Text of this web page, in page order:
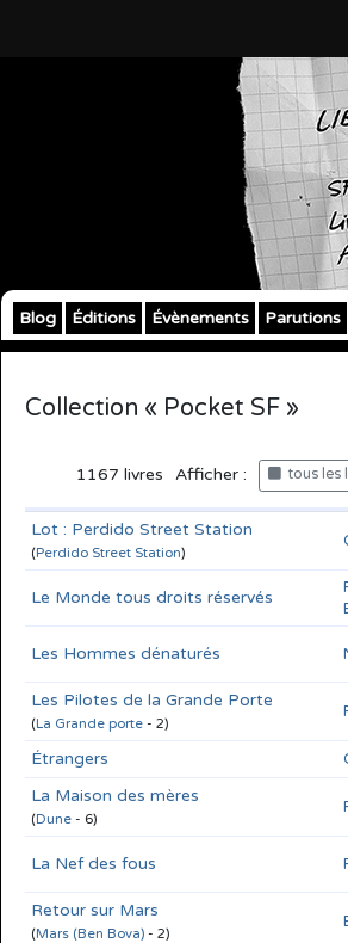
Blog Éditions Évènements Parutions
Collection « Pocket SF »
1167 livres Afficher : tous les
Lot : Perdido Street Station
(Perdido Street Station)
Le Monde tous droits réservés
Les Hommes dénaturés
Les Pilotes de la Grande Porte
(La Grande porte - 2)
Étrangers
La Maison des mères
(Dune - 6)
La Nef des fous
Retour sur Mars
(Mars (Ben Bova) - 2)